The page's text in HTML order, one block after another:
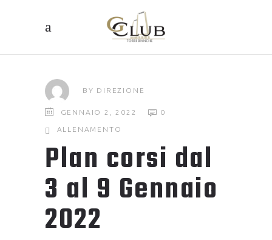
BY DIREZIONE
GENNAIO 2, 2022 0
ALLENAMENTO
Plan corsi dal
3 al 9 Gennaio
2022